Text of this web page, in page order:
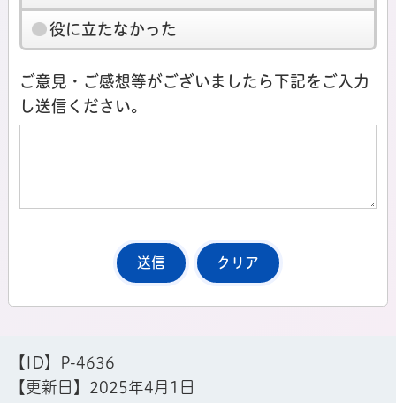
役に立たなかった
ご意見・ご感想等がございましたら下記をご入力
し送信ください。
【ID】
P-4636
【更新日】 2025年4月1日